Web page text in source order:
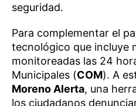
seguridad.
Para complementar el
tecnológico que incluye
monitoreadas las 24
Municipales (COM). A
Moreno Alerta, una
los ciudadanos